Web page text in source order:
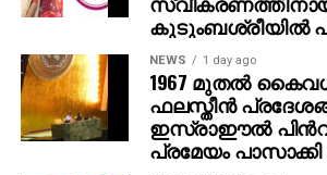
കുടുംബശ്രീയില്‍
NEWS 1 day ago
1967 മുതല്‍
ഫലസ്തീന്‍
ഇസ്രാഈല്‍
പ്രമേയം